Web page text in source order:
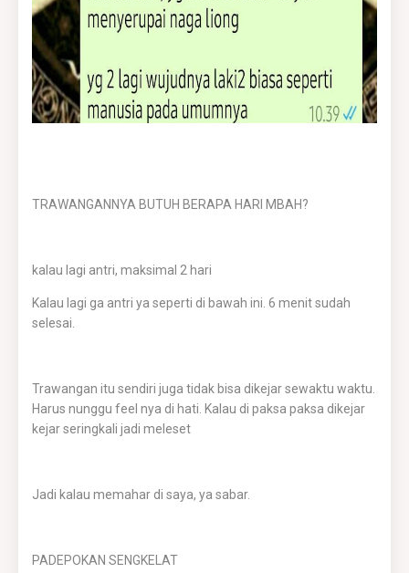
TRAWANGANNYA BUTUH BERAPA HARI MBAH?
kalau lagi antri, maksimal 2 hari
Kalau lagi ga antri ya seperti di bawah ini. 6 menit sudah
selesai.
Trawangan itu sendiri juga tidak bisa dikejar sewaktu waktu.
Harus nunggu feel nya di hati. Kalau di paksa paksa dikejar
kejar seringkali jadi meleset
Jadi kalau memahar di saya, ya sabar.
PADEPOKAN SENGKELAT